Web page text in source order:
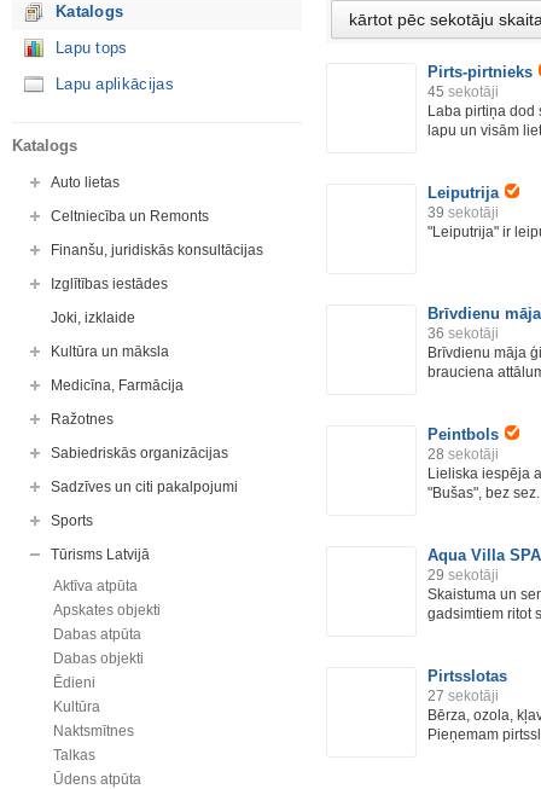
Katalogs
Lapu tops
Lapu aplikācijas
Katalogs
Auto lietas
Celtniecība un Remonts
Finanšu, juridiskās konsultācijas
Izglītības iestādes
Joki, izklaide
Kultūra un māksla
Medicīna, Farmācija
Ražotnes
Sabiedriskās organizācijas
Sadzīves un citi pakalpojumi
Sports
Tūrisms Latvijā
Aktīva atpūta
Apskates objekti
Dabas atpūta
Dabas objekti
Ēdieni
Kultūra
Naktsmītnes
Talkas
Ūdens atpūta
Pirts-pirtnieks
45 sekotāji
Laba pirtiņa dod
lapu un visām
Leiputrija
39 sekotāji
"Leiputrija" ir
Brīvdienu
36 sekotāji
Brīvdienu māja
brauciena
Peintbols
28 sekotāji
Lieliska iespēja
"Bušas", bez
Aqua Villa SPA
29 sekotāji
Skaistuma un
gadsimtiem ritot
Pirtsslotas
27 sekotāji
Bērza, ozola,
Pieņemam